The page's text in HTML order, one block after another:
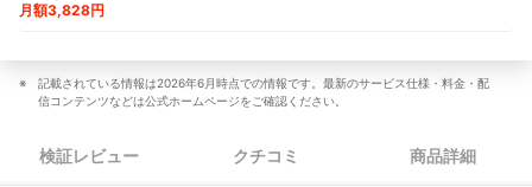
月額3,828円
記載されている情報は2026年6月時点での情報です。最新のサービス仕様・料金・配
信コンテンツなどは公式ホームページをご確認ください。
検証レビュー クチコミ 商品詳細